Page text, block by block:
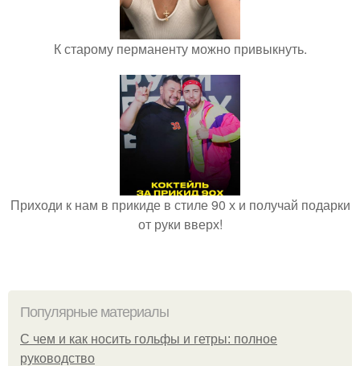
К старому перманенту можно привыкнуть.
Приходи к нам в прикиде в стиле 90 х и получай подарки
от руки вверх!
Популярные материалы
С чем и как носить гольфы и гетры: полное
руководство